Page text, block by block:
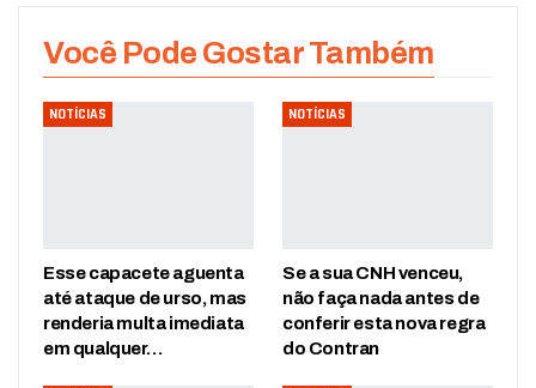
Você Pode Gostar Também
NOTÍCIAS
Esse capacete aguenta
até ataque de urso, mas
renderia multa imediata
em qualquer…
NOTÍCIAS
Se a sua CNH venceu,
não faça nada antes de
conferir esta nova regra
do Contran